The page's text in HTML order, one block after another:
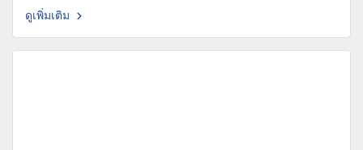
ดูเพิ่มเติม